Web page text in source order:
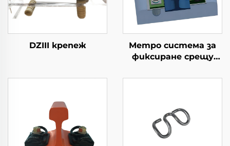
DZIII крепеж
Метро система за
фиксиране срещу